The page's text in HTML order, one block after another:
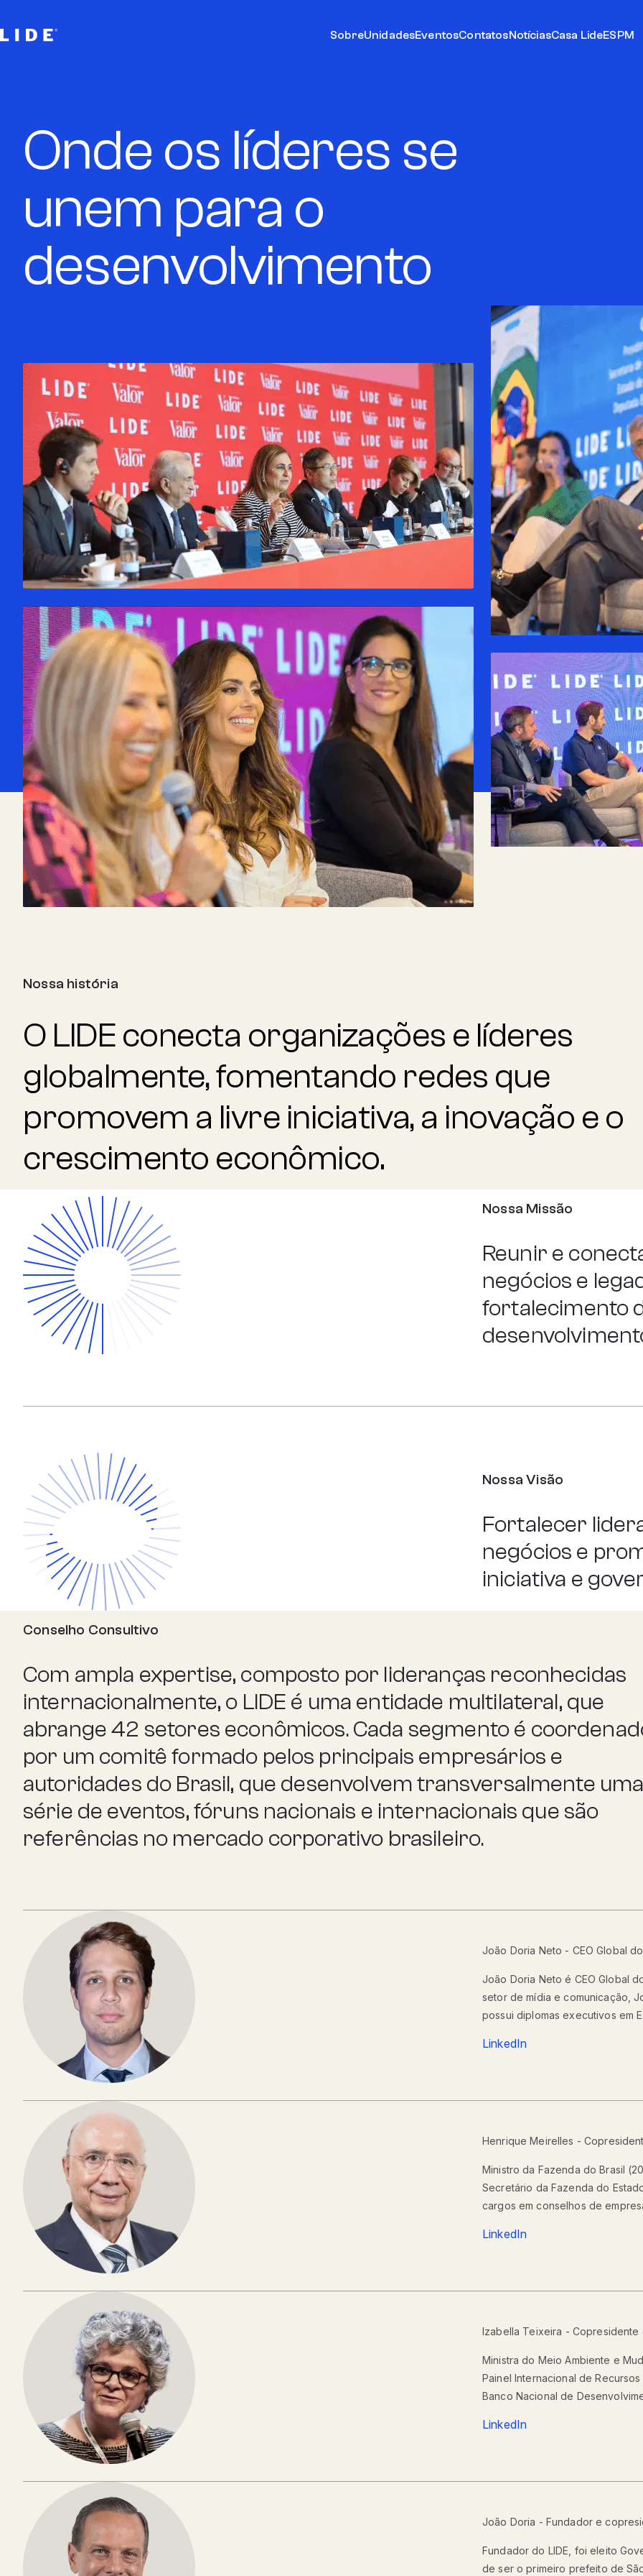
SobreUnidadesEventosContatosNotíciasCasa LideESPM
Onde os líderes se
unem para o
desenvolvimento
Nossa história
O LIDE conecta organizações e líderes
globalmente, fomentando redes que
promovem a livre iniciativa, a inovação e o
crescimento econômico.
Nossa Missão
Reunir e
negócios e
fortalecimento
Nossa Visão
Fortalecer
negócios e
iniciativa e
Conselho Consultivo
Com ampla expertise, composto por lideranças reconhecidas
internacionalmente, o LIDE é uma entidade multilateral, que
abrange 42 setores econômicos. Cada segmento é
por um comitê formado pelos principais empresários e
autoridades do Brasil, que desenvolvem transversalmente
série de eventos, fóruns nacionais e internacionais que são
referências no mercado corporativo brasileiro.
João Doria Neto - CEO Global do
João Doria Neto é CEO Global
setor de mídia e comunicação,
possui diplomas executivos em
LinkedIn
Henrique Meirelles -
Ministro da Fazenda do Brasil
Secretário da Fazenda do
cargos em conselhos de
LinkedIn
Izabella Teixeira - Copresidente
Ministra do Meio Ambiente e
Painel Internacional de
Banco Nacional de
LinkedIn
João Doria - Fundador e
Fundador do LIDE, foi eleito
de ser o primeiro prefeito de